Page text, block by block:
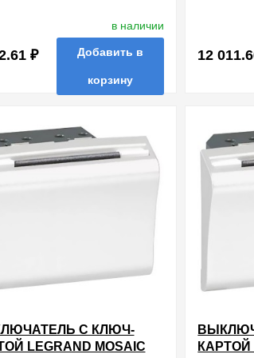
2 МОДУЛЯ
₽
в наличии
Добавить в
корзину
12
С КЛЮЧ-
LEGRAND MOSAIC
КАРТОЙ